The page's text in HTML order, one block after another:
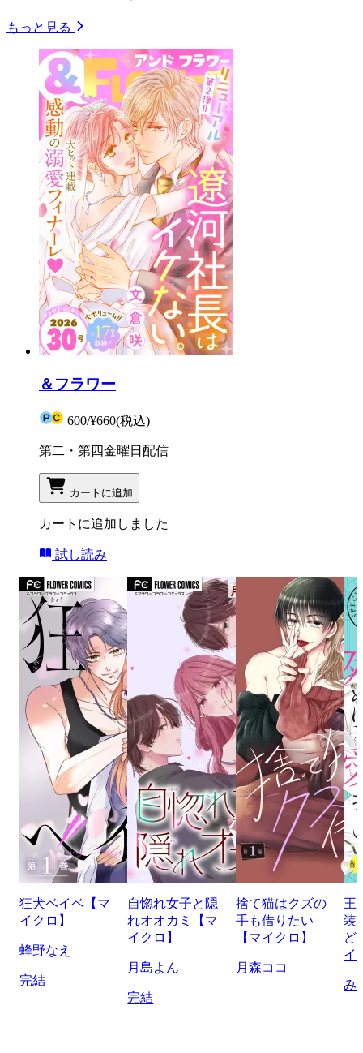
もっと見る
＆フラワー
600/¥660(税込)
第二・第四金曜日配信
カートに追加
カートに追加しました
試し読み
狂犬ベイベ【マ
イクロ】
蜂野なえ
完結
自惚れ女子と隠
れオオカミ【マ
イクロ】
月島よん
完結
捨て猫はクズの
手も借りたい
【マイクロ】
月森ココ
王
装
ど
イ
み